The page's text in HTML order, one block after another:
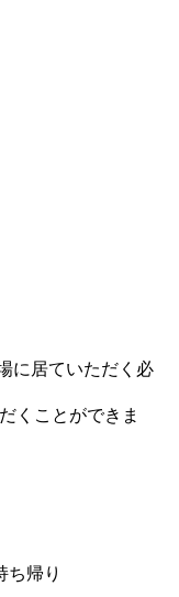
に居ていただく必
くことができま
ち帰り